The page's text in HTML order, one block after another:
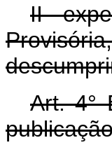
II -
Art. 4°